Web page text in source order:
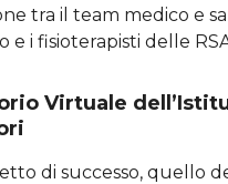
tra il team medico e
e i fisioterapisti delle
Virtuale
di successo, quello